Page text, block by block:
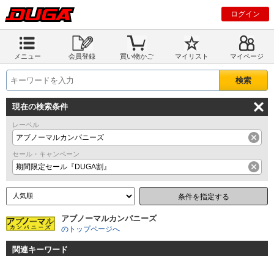
ログイン
メニュー 会員登録 買い物かご マイリスト マイページ
現在の検索条件
レーベル
アブノーマルカンパニーズ
セール・キャンペーン
期間限定セール『DUGA割』
条件を指定する
アブノーマルカンパニーズ
のトップページへ
関連キーワード